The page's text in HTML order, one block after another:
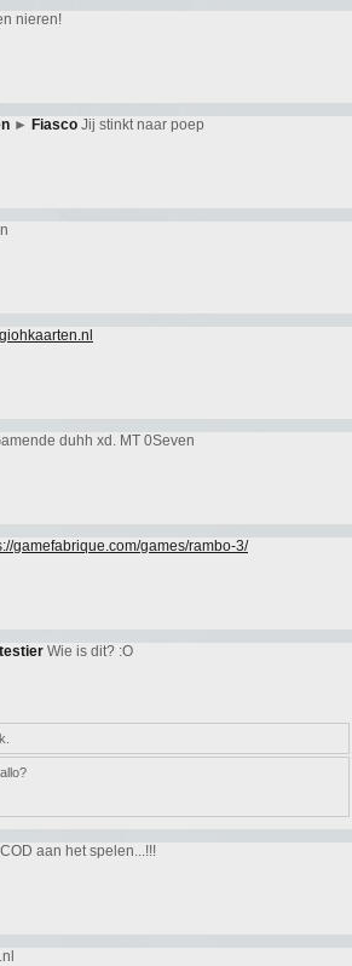
nieren!
► Fiasco Jij stinkt naar poep
duhh xd. MT 0Seven
gamefabrique.com/games/rambo-3/
Wie is dit? :O
COD aan het spelen...!!!